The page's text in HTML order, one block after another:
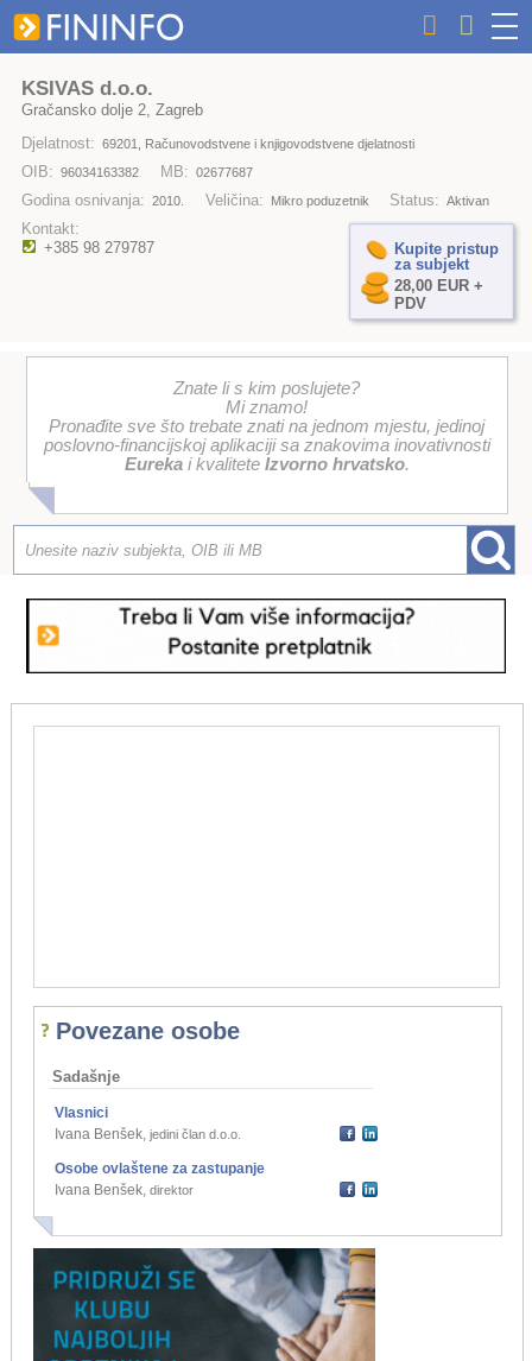
KSIVAS d.o.o.
Gračansko dolje 2, Zagreb
Djelatnost: 69201, Računovodstvene i knjigovodstvene djelatnosti
OIB: 96034163382 MB: 02677687
Godina osnivanja: 2010. Veličina: Mikro poduzetnik Status: Aktivan
Kontakt:
+385 98 279787
Kupite pristup
za subjekt
28,00 EUR +
PDV
Znate li s kim poslujete?
Mi znamo!
Pronađite sve što trebate znati na jednom mjestu, jedinoj
poslovno-financijskoj aplikaciji sa znakovima inovativnosti
Eurekai kvalitete Izvorno hrvatsko.
Povezane osobe
Sadašnje
Vlasnici
Ivana Benšek, jedini član d.o.o.
Osobe ovlaštene za zastupanje
Ivana Benšek, direktor